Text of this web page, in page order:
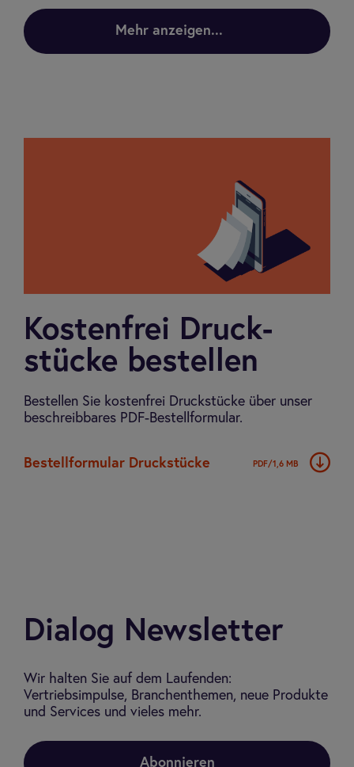
Mehr anzeigen...
Kos­ten­frei Druck­
stücke bestel­len
Bestellen Sie kostenfrei Druckstücke über unser
beschreibbares PDF-Bestellformular.
Bestell­for­mu­lar Druck­stücke PDF/1,6 MB
Dialog Newsletter
Wir halten Sie auf dem Laufenden:
Vertriebsimpulse, Branchenthemen, neue Produkte
und Services und vieles mehr.
Abonnieren